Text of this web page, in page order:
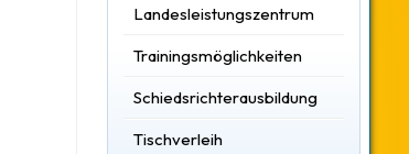
Landesleistungszentrum
Trainingsmöglichkeiten
Schiedsrichterausbildung
Tischverleih